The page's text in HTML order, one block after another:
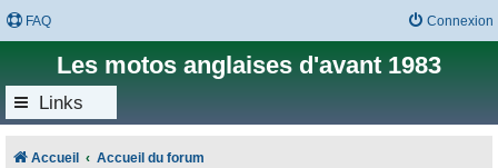
FAQ Connexion
Les motos anglaises d'avant 1983
Links
Accueil Accueil du forum